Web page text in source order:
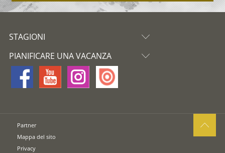
STAGIONI
PIANIFICARE UNA VACANZA
Partner
Mappa del sito
Privacy